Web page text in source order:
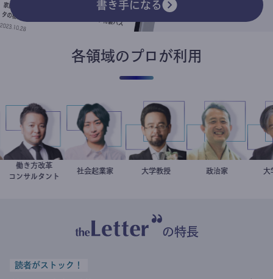
書き手になる
各領域のプロが利用
新田龍
働き方改革
コンサルタント
駒崎弘樹
社会起業家 金谷一朗
大学教授 小坂英二
政治家
の特長
読者がストック！